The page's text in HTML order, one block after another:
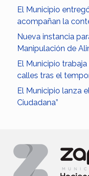
El Municipio
acompañan la
Nueva instancia
Manipulación de
El Municipio
calles tras el
El Municipio lanza
Ciudadana”